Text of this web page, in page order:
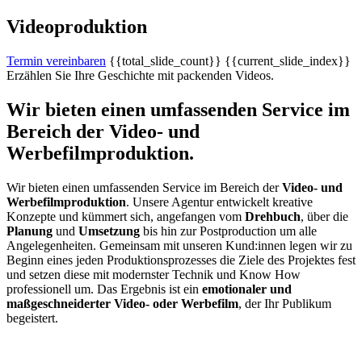
Videoproduktion
Termin vereinbaren {{total_slide_count}} {{current_slide_index}}
Erzählen Sie Ihre Geschichte mit packenden Videos.
Wir bieten einen umfassenden Service im
Bereich der Video- und
Werbefilmproduktion.
Wir bieten einen umfassenden Service im Bereich derVideo- und
Werbefilmproduktion. Unsere Agentur entwickelt kreative
Konzepte und kümmert sich, angefangen vom Drehbuch, über die
Planung und Umsetzung bis hin zur Postproduction um alle
Angelegenheiten. Gemeinsam mit unseren Kund:innen legen wir zu
Beginn eines jeden Produktionsprozesses die Ziele des Projektes fest
und setzen diese mit modernster Technik und Know How
professionell um. Das Ergebnis ist ein emotionaler und
maßgeschneiderter Video- oder Werbefilm, der Ihr Publikum
begeistert.